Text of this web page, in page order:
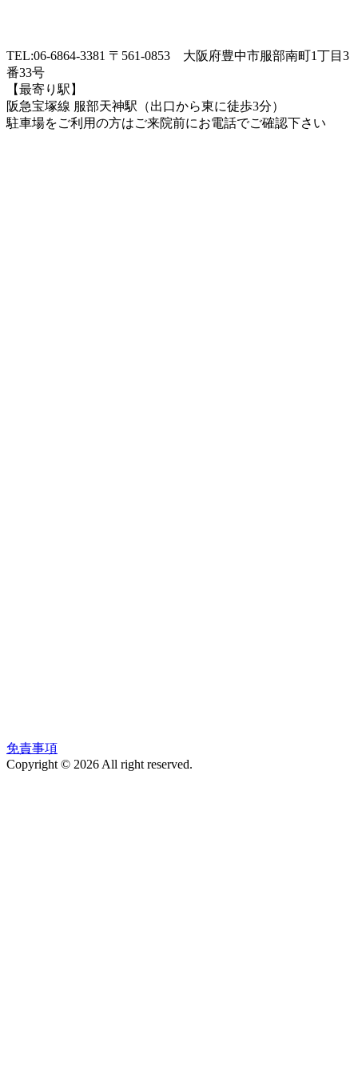
TEL:06-6864-3381 〒561-0853 大阪府豊中市服部南町1丁目3
番33号
【最寄り駅】
阪急宝塚線 服部天神駅（出口から東に徒歩3分）
駐車場をご利用の方はご来院前にお電話でご確認下さい
免責事項
Copyright © 2026 All right reserved.